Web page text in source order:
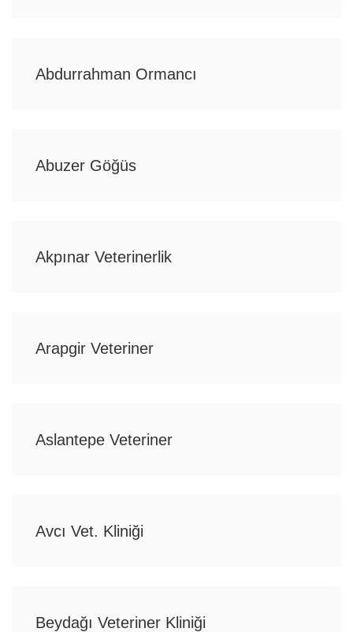
Abdurrahman Ormancı
Abuzer Göğüs
Akpınar Veterinerlik
Arapgir Veteriner
Aslantepe Veteriner
Avcı Vet. Kliniği
Beydağı Veteriner Kliniği